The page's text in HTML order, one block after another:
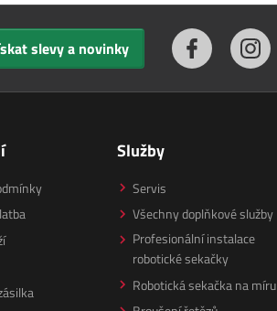
slevy a novinky
Služby
Servis
Všechny doplňkové služby
Profesionální instalace
robotické sekačky
Robotická sekačka na míru